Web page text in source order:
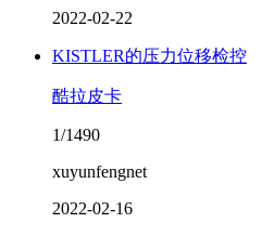
2022-02-22
KISTLER的压力位移检控
酷拉皮卡
1/1490
xuyunfengnet
2022-02-16